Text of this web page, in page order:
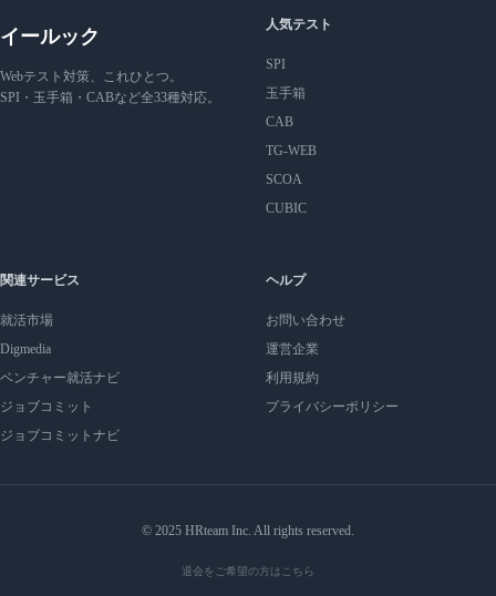
イールック
Webテスト対策、これひとつ。
SPI・玉手箱・CABなど全33種対応。
人気テスト
SPI
玉手箱
CAB
TG-WEB
SCOA
CUBIC
関連サービス
就活市場
Digmedia
ベンチャー就活ナビ
ジョブコミット
ジョブコミットナビ
ヘルプ
お問い合わせ
運営企業
利用規約
プライバシーポリシー
© 2025 HRteam Inc. All rights reserved.
退会をご希望の方はこちら